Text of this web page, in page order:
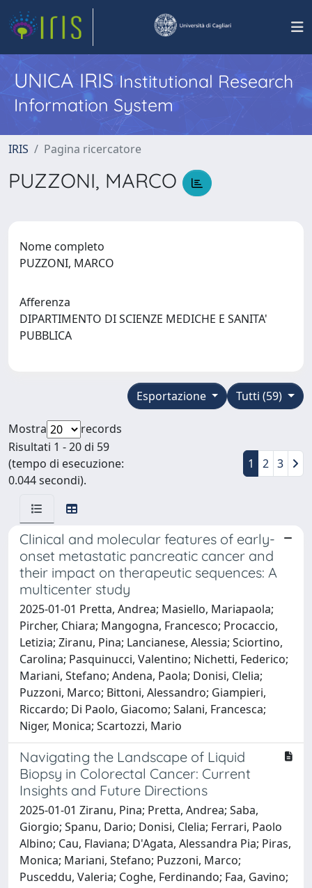
UNICA IRISInstitutional Research
Information System
IRIS Pagina ricercatore
PUZZONI, MARCO
Nome completo
PUZZONI, MARCO
Afferenza
DIPARTIMENTO DI SCIENZE MEDICHE E SANITA'
PUBBLICA
Tutti (59)
Esportazione
Mostra
records
Risultati 1 - 20 di 59
(tempo di esecuzione:
0.044 secondi).
1 2 3
Clinical and molecular features of early-
onset metastatic pancreatic cancer and
their impact on therapeutic sequences: A
multicenter study
2025-01-01 Pretta, Andrea; Masiello, Mariapaola;
Pircher, Chiara; Mangogna, Francesco; Procaccio,
Letizia; Ziranu, Pina; Lancianese, Alessia; Sciortino,
Carolina; Pasquinucci, Valentino; Nichetti, Federico;
Mariani, Stefano; Andena, Paola; Donisi, Clelia;
Puzzoni, Marco; Bittoni, Alessandro; Giampieri,
Riccardo; Di Paolo, Giacomo; Salani, Francesca;
Niger, Monica; Scartozzi, Mario
Navigating the Landscape of Liquid
Biopsy in Colorectal Cancer: Current
Insights and Future Directions
2025-01-01 Ziranu, Pina; Pretta, Andrea; Saba,
Giorgio; Spanu, Dario; Donisi, Clelia; Ferrari, Paolo
Albino; Cau, Flaviana; D'Agata, Alessandra Pia; Piras,
Monica; Mariani, Stefano; Puzzoni, Marco;
Pusceddu, Valeria; Coghe, Ferdinando; Faa, Gavino;